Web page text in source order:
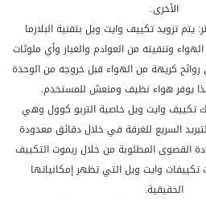
الأخرى.
يتم تزويد تكييف وايت ويل بتقنية البلازما
وتنقيته من العوادم والغبار وأي ملوثات
روائح كريهة من الهواء قبل خروجه من الوحدة
يوفر هواء نظيف ومنعش للمستخدم.
تكييف وايت ويل خاصية التربو كوول وهي
السريع للغرفة في خلال دقائق معدودة
القصوى المطلوبة من خلال ريموت التكييف
وايت ويل التي تظهر إمكانياتها
الحقيقية.